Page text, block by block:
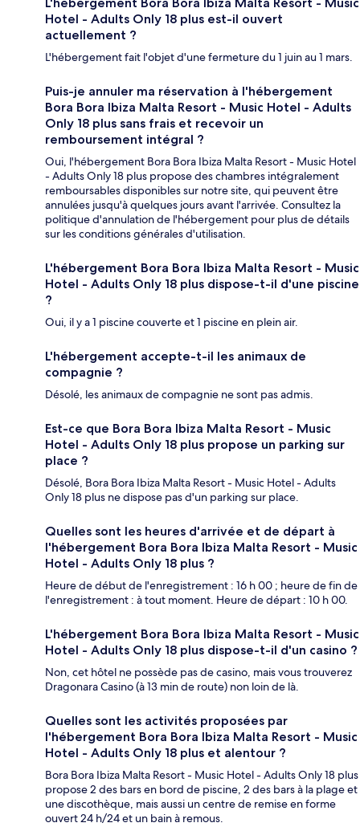
Hotel - Adults Only 18 plus est-il ouvert
actuellement ?
L'hébergement fait l'objet d'une fermeture du 1 juin au 1 mars.
Puis-je annuler ma réservation à l'hébergement
Bora Bora Ibiza Malta Resort - Music Hotel - Adults
Only 18 plus sans frais et recevoir un
remboursement intégral ?
Oui, l'hébergement Bora Bora Ibiza Malta Resort - Music Hotel
- Adults Only 18 plus propose des chambres intégralement
remboursables disponibles sur notre site, qui peuvent être
annulées jusqu'à quelques jours avant l'arrivée. Consultez la
politique d'annulation de l'hébergement pour plus de détails
sur les conditions générales d'utilisation.
L'hébergement Bora Bora Ibiza Malta Resort - Music
Hotel - Adults Only 18 plus dispose-t-il d'une piscine
?
Oui, il y a 1 piscine couverte et 1 piscine en plein air.
L'hébergement accepte-t-il les animaux de
compagnie ?
Désolé, les animaux de compagnie ne sont pas admis.
Est-ce que Bora Bora Ibiza Malta Resort - Music
Hotel - Adults Only 18 plus propose un parking sur
place ?
Désolé, Bora Bora Ibiza Malta Resort - Music Hotel - Adults
Only 18 plus ne dispose pas d'un parking sur place.
Quelles sont les heures d'arrivée et de départ à
l'hébergement Bora Bora Ibiza Malta Resort - Music
Hotel - Adults Only 18 plus ?
Heure de début de l'enregistrement : 16 h 00 ; heure de fin de
l'enregistrement : à tout moment. Heure de départ : 10 h 00.
L'hébergement Bora Bora Ibiza Malta Resort - Music
Hotel - Adults Only 18 plus dispose-t-il d'un casino ?
Non, cet hôtel ne possède pas de casino, mais vous trouverez
Dragonara Casino (à 13 min de route) non loin de là.
Quelles sont les activités proposées par
l'hébergement Bora Bora Ibiza Malta Resort - Music
Hotel - Adults Only 18 plus et alentour ?
Bora Bora Ibiza Malta Resort - Music Hotel - Adults Only 18 plus
propose 2 des bars en bord de piscine, 2 des bars à la plage et
une discothèque, mais aussi un centre de remise en forme
ouvert 24 h/24 et un bain à remous.